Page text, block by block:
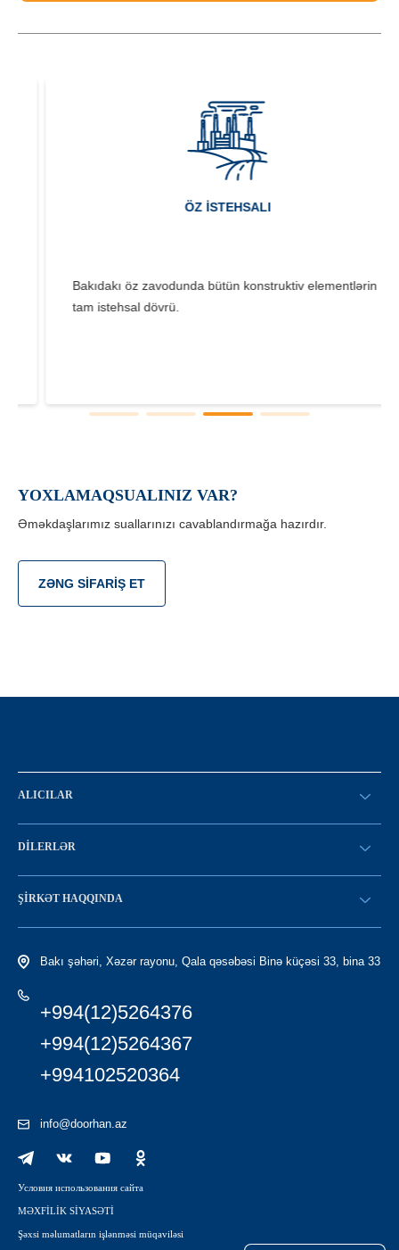
ÖZ ISTEHSALI
Bakıdakı öz zavodunda bütün konstruktiv elementlərin
tam istehsal dövrü.
YOXLAMAQSUALINIZ VAR?
Əməkdaşlarımız suallarınızı cavablandırmağa hazırdır.
ZƏNG SIFARIŞ ET
ALICILAR
SİFARİŞ VERİN
DILERLƏR
SATICI OLMAQ
LC-yə giriş
ŞIRKƏT HAQQINDA
Tariximiz
Bakı şəhəri, Xəzər rayonu, Qala qəsəbəsi Binə küçəsi 33, bina 33
+994(12)5264376
+994(12)5264367
+994102520364
info@doorhan.az
Условия использования сайта
MƏXFİLİK SİYASƏTİ
Şəxsi məlumatların işlənməsi müqaviləsi